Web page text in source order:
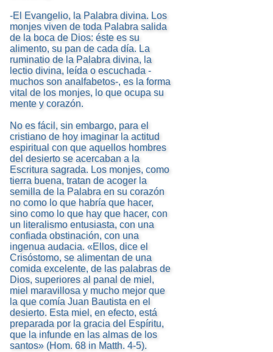
-El Evangelio, la Palabra divina. Los
monjes viven de toda Palabra salida
de la boca de Dios: éste es su
alimento, su pan de cada día. La
ruminatio de la Palabra divina, la
lectio divina, leída o escuchada -
muchos son analfabetos-, es la forma
vital de los monjes, lo que ocupa su
mente y corazón.
No es fácil, sin embargo, para el
cristiano de hoy imaginar la actitud
espiritual con que aquellos hombres
del desierto se acercaban a la
Escritura sagrada. Los monjes, como
tierra buena, tratan de acoger la
semilla de la Palabra en su corazón
no como lo que habría que hacer,
sino como lo que hay que hacer, con
un literalismo entusiasta, con una
confiada obstinación, con una
ingenua audacia. «Ellos, dice el
Crisóstomo, se alimentan de una
comida excelente, de las palabras de
Dios, superiores al panal de miel,
miel maravillosa y mucho mejor que
la que comía Juan Bautista en el
desierto. Esta miel, en efecto, está
preparada por la gracia del Espíritu,
que la infunde en las almas de los
santos» (Hom. 68 in Matth. 4-5).